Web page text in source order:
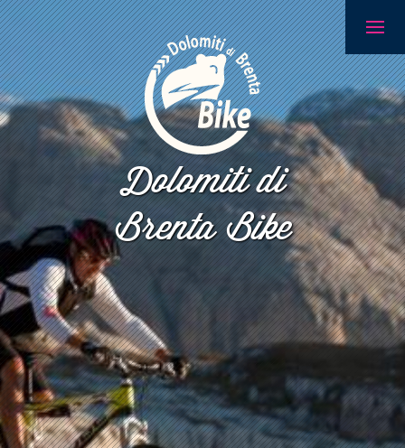
Dolomiti di
Brenta Bike